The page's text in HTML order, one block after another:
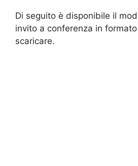
Di seguito è disponibile il
invito a conferenza in
scaricare.